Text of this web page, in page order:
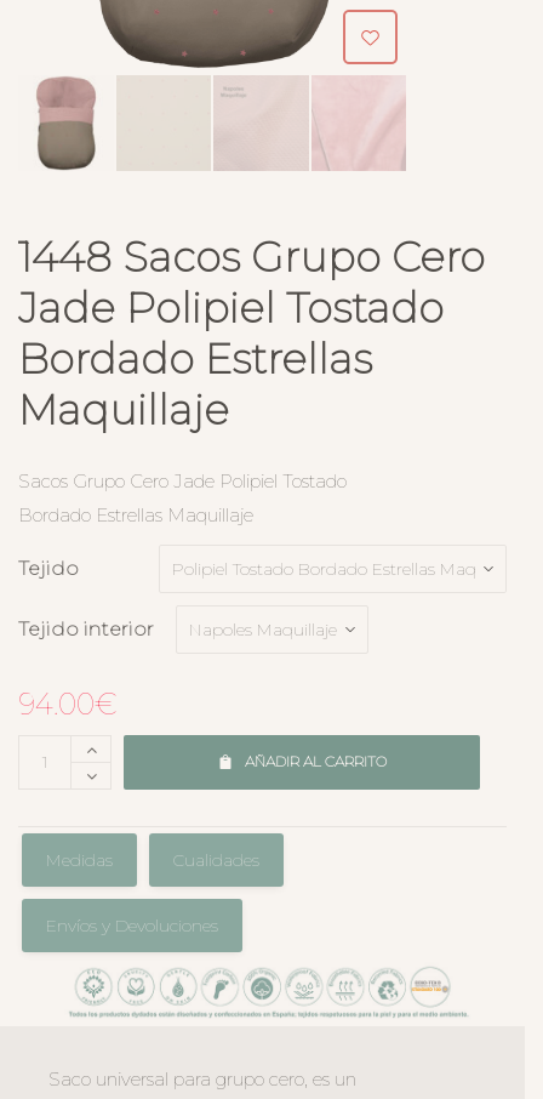
1448 Sacos Grupo Cero
Jade Polipiel Tostado
Bordado Estrellas
Maquillaje
Sacos Grupo Cero Jade Polipiel Tostado
Bordado Estrellas Maquillaje
Tejido
Tejido interior
94.00€
AÑADIR AL CARRITO
Medidas Cualidades
Envíos y Devoluciones
Saco universal para grupo cero, es un